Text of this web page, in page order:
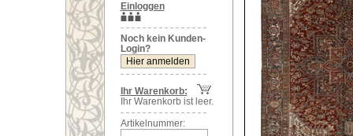
Einloggen
Noch kein Kunden-
Login?
Ihr Warenkorb:
Ihr Warenkorb ist leer.
Artikelnummer: